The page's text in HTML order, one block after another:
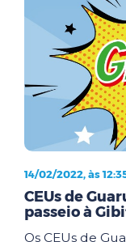
14/02/2022, às
CEUs de
passeio à
Os CEUs de